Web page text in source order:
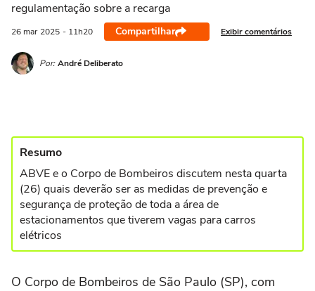
regulamentação sobre a recarga
26 mar 2025 - 11h20 Compartilhar Exibir comentários
Por: André Deliberato
Resumo
ABVE e o Corpo de Bombeiros discutem nesta quarta
(26) quais deverão ser as medidas de prevenção e
segurança de proteção de toda a área de
estacionamentos que tiverem vagas para carros
elétricos
O Corpo de Bombeiros de São Paulo (SP), com